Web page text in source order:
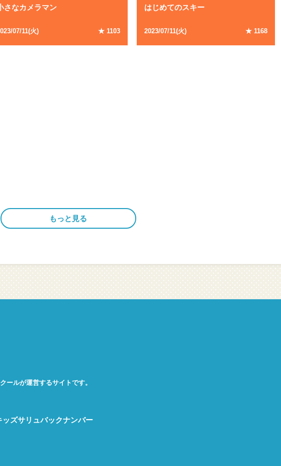
さなカメラマン
/07/11(火) ★ 1103
はじめてのスキー
2023/07/11(火) ★ 1168
もっと見る
ールが運営するサイトです。
ッズサリュバックナンバー